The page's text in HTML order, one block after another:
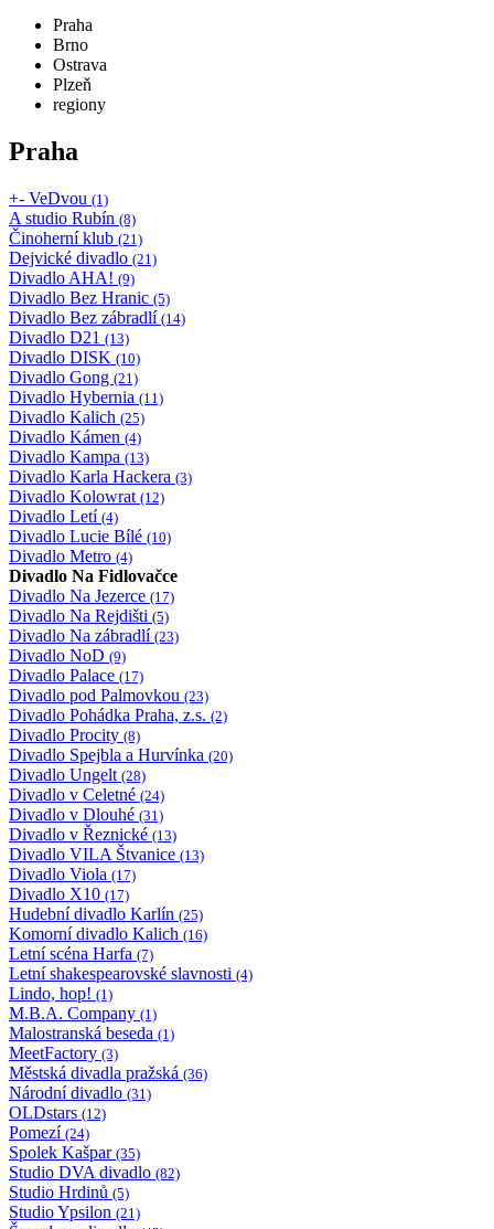
Praha
Brno
Ostrava
Plzeň
regiony
Praha
+- VeDvou (1)
A studio Rubín (8)
Činoherní klub (21)
Dejvické divadlo (21)
Divadlo AHA! (9)
Divadlo Bez Hranic (5)
Divadlo Bez zábradlí (14)
Divadlo D21 (13)
Divadlo DISK (10)
Divadlo Gong (21)
Divadlo Hybernia (11)
Divadlo Kalich (25)
Divadlo Kámen (4)
Divadlo Kampa (13)
Divadlo Karla Hackera (3)
Divadlo Kolowrat (12)
Divadlo Letí (4)
Divadlo Lucie Bílé (10)
Divadlo Metro (4)
Divadlo Na Fidlovačce
Divadlo Na Jezerce (17)
Divadlo Na Rejdišti (5)
Divadlo Na zábradlí (23)
Divadlo NoD (9)
Divadlo Palace (17)
Divadlo pod Palmovkou (23)
Divadlo Pohádka Praha, z.s. (2)
Divadlo Procity (8)
Divadlo Spejbla a Hurvínka (20)
Divadlo Ungelt (28)
Divadlo v Celetné (24)
Divadlo v Dlouhé (31)
Divadlo v Řeznické (13)
Divadlo VILA Štvanice (13)
Divadlo Viola (17)
Divadlo X10 (17)
Hudební divadlo Karlín (25)
Komorní divadlo Kalich (16)
Letní scéna Harfa (7)
Letní shakespearovské slavnosti (4)
Lindo, hop! (1)
M.B.A. Company (1)
Malostranská beseda (1)
MeetFactory (3)
Městská divadla pražská (36)
Národní divadlo (31)
OLDstars (12)
Pomezí (24)
Spolek Kašpar (35)
Studio DVA divadlo (82)
Studio Hrdinů (5)
Studio Ypsilon (21)